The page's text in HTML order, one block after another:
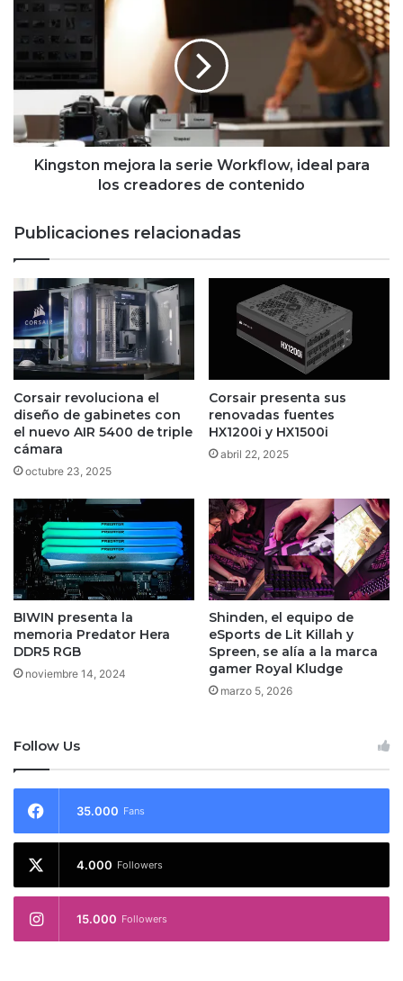
mejora
serie
ideal
los
creadores
Kingston mejora la serie Workflow, ideal para
los creadores de contenido
Publicaciones relacionadas
Corsair revoluciona el
diseño de gabinetes con
el nuevo AIR 5400 de triple
cámara
octubre 23, 2025
Corsair presenta sus
renovadas fuentes
HX1200i y HX1500i
abril 22, 2025
BIWIN presenta la
memoria Predator Hera
DDR5 RGB
noviembre 14, 2024
Shinden, el equipo de
eSports de Lit Killah y
Spreen, se alía a la marca
gamer Royal Kludge
marzo 5, 2026
Follow Us
35.000 Fans
4.000 Followers
15.000 Followers